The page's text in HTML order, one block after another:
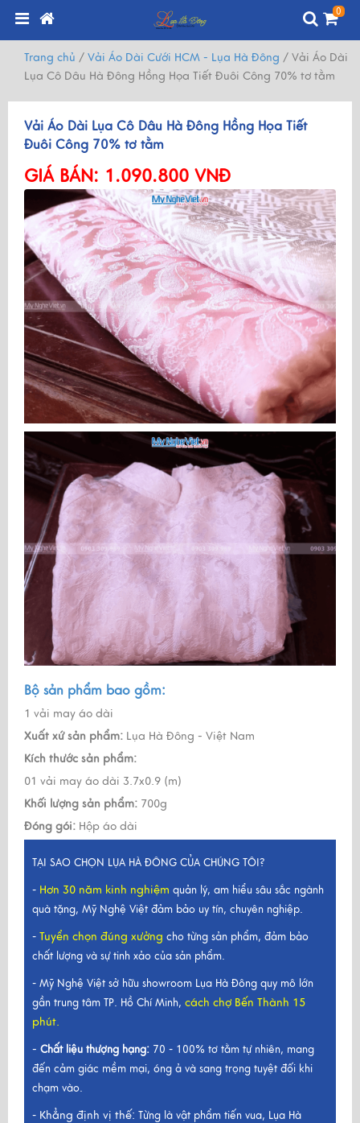
0
Trang chủ / Vải Áo Dài Cưới HCM - Lụa Hà Đông / Vải Áo Dài
Lụa Cô Dâu Hà Đông Hồng Họa Tiết Đuôi Công 70% tơ tằm
Vải Áo Dài Lụa Cô Dâu Hà Đông Hồng Họa Tiết
Đuôi Công 70% tơ tằm
GIÁ BÁN: 1.090.800 VNĐ
Bộ sản phẩm bao gồm:
1 vải may áo dài
Xuất xứ sản phẩm: Lụa Hà Đông - Việt Nam
Kích thước sản phẩm:
01 vải may áo dài 3.7x0.9 (m)
Khối lượng sản phẩm: 700g
Đóng gói: Hộp áo dài
TẠI SAO CHỌN LỤA HÀ ĐÔNG CỦA CHÚNG TÔI?
- Hơn 30 năm kinh nghiệm quản lý, am hiểu sâu sắc ngành
quà tặng, Mỹ Nghệ Việt đảm bảo uy tín, chuyên nghiệp.
- Tuyển chọn đúng xưởng cho từng sản phẩm, đảm bảo
chất lượng và sự tinh xảo của sản phẩm.
- Mỹ Nghệ Việt sở hữu showroom Lụa Hà Đông quy mô lớn
gần trung tâm TP. Hồ Chí Minh, cách chợ Bến Thành 15
phút.
- Chất liệu thượng hạng: 70 - 100% tơ tằm tự nhiên, mang
đến cảm giác mềm mại, óng ả và sang trọng tuyệt đối khi
chạm vào.
- Khẳng định vị thế: Từng là vật phẩm tiến vua, Lụa Hà